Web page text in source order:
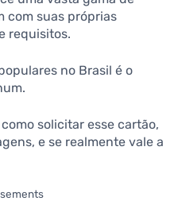
com suas próprias
requisitos.
no Brasil é o
solicitar esse cartão,
e se realmente vale a